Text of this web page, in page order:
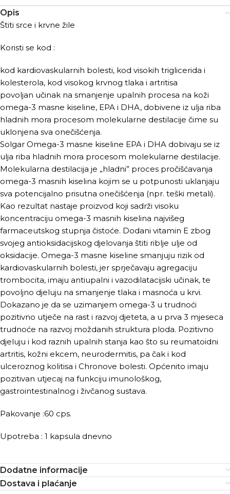
Opis
Štiti srce i krvne žile
Koristi se kod :
kod kardiovaskularnih bolesti, kod visokih triglicerida i
kolesterola, kod visokog krvnog tlaka i artritisa
povoljan učinak na smanjenje upalnih procesa na koži
omega-3 masne kiseline, EPA i DHA, dobivene iz ulja riba
hladnih mora procesom molekularne destilacije čime su
uklonjena sva onečišćenja.
Solgar Omega-3 masne kiseline EPA i DHA dobivaju se iz
ulja riba hladnih mora procesom molekularne destilacije.
Molekularna destilacija je „hladni” proces pročišćavanja
omega-3 masnih kiselina kojim se u potpunosti uklanjaju
sva potencijalno prisutna onečišćenja (npr. teški metali).
Kao rezultat nastaje proizvod koji sadrži visoku
koncentraciju omega-3 masnih kiselina najvišeg
farmaceutskog stupnja čistoće. Dodani vitamin E zbog
svojeg antioksidacijskog djelovanja štiti riblje ulje od
oksidacije. Omega-3 masne kiseline smanjuju rizik od
kardiovaskularnih bolesti, jer sprječavaju agregaciju
trombocita, imaju antiupalni i vazodilatacijski učinak, te
povoljno djeluju na smanjenje tlaka i masnoća u krvi.
Dokazano je da se uzimanjem omega-3 u trudnoći
pozitivno utječe na rast i razvoj djeteta, a u prva 3 mjeseca
trudnoće na razvoj moždanih struktura ploda. Pozitivno
djeluju i kod raznih upalnih stanja kao što su reumatoidni
artritis, kožni ekcem, neurodermitis, pa čak i kod
ulceroznog kolitisa i Chronove bolesti. Općenito imaju
pozitivan utjecaj na funkciju imunološkog,
gastrointestinalnog i živčanog sustava.
Pakovanje :60 cps.
Upotreba : 1 kapsula dnevno
Dodatne informacije
Dostava i plaćanje